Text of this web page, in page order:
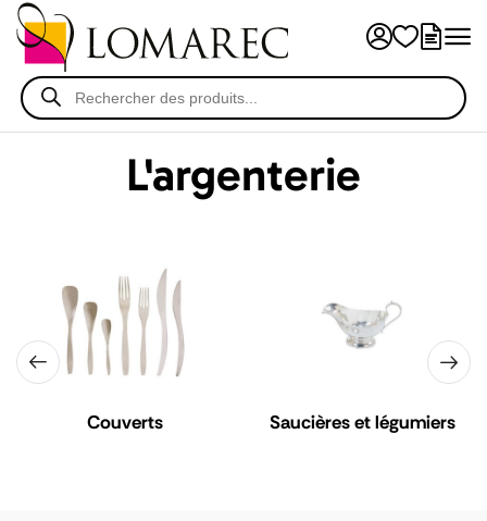
L'argenterie
Couverts Saucières et légumiers